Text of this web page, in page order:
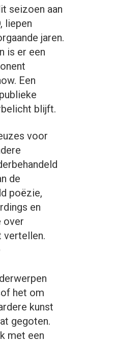
seizoen aan
liepen
jaren.
is er een
Een
blijft.
voor
de
poëzie,
en
over
vertellen.
het om
kunst
gegoten.
met een